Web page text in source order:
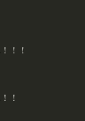
！！
！